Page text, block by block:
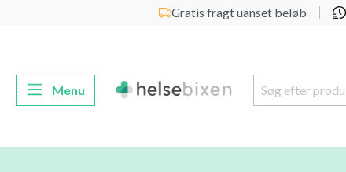
Gå til hovednavigationGratis fragt uanset beløb
Menu